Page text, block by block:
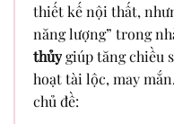
thiết kế nội thất,
năng lượng” trong
thủygiúp tăng chiều
hoạt tài lộc, may
chủ đề: